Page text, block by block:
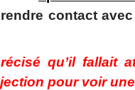
contact
qu’il fallait
pour voir